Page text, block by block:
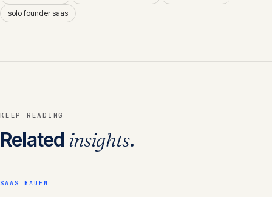
solo founder saas
KEEP READING
Related insights.
SAAS BAUEN